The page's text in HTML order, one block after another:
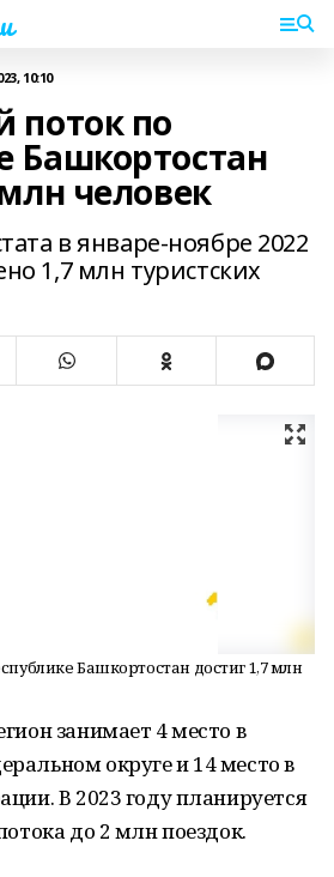
10:10
поток по
Башкортостан
человек
в январе-ноябре 2022
1,7 млн туристских
Башкортостан достиг 1,7 млн
занимает 4 место в
округе и 14 место в
В 2023 году планируется
до 2 млн поездок.